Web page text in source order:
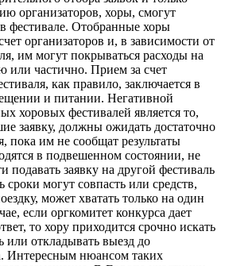
организаторов, хоры, смогут
фестивале. Отобранные хоры
организаторов и, в зависимости от
им могут покрываться расходы на
или частично. Прием за счет
как правило, заключается в
и питании. Негативной
хоровых фестивалей является то,
заявку, должны ожидать достаточно
пока им не сообщат результаты
в подвешенном состоянии, не
подавать заявку на другой фестиваль
сроки могут совпасть или средств,
может хватать только на один
если оргкомитет конкурса дает
то хору приходится срочно искать
или откладывать выезд до
Интересным нюансом таких